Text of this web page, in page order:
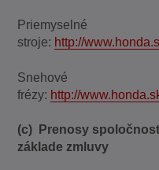
Priemyselné
stroje: http://
Snehové
frézy: http://
(c) Prenosy
základe zmluvy